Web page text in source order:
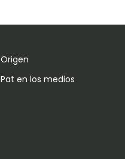
Origen
Pat en los medios